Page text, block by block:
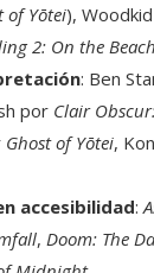
of Yōtei),
2: On the Beach
: Ben
por Clair
Ghost of Yōtei,
accesibilidad:
, Doom: The